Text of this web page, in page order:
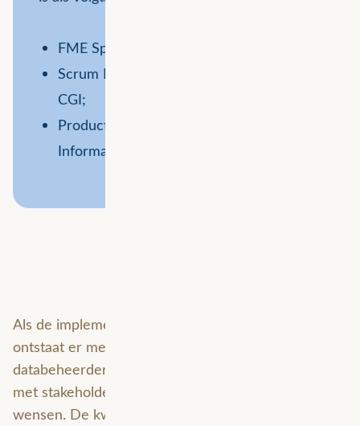
FME Specialisten van Avineon Tensing;
Scrum Master en Informatie Analist van
CGI;
Product Owner, Solution Architect en
Informatie Analist van ProRail.
Als de implementatie van GeoPublicatie is afgerond,
ontstaat er meer ruimte bij zowel de
databeheerders als de Product Owner om proactief
met stakeholders in gesprek te gaan over nieuwe
wensen. De kwaliteit van de samenwerking in de